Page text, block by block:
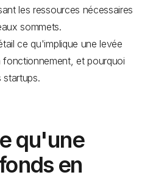
les ressources nécessaires
sommets.
ce qu'implique une levée
et pourquoi
startups.
qu'une
en